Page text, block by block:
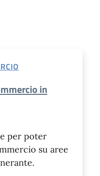
in
per poter
su aree